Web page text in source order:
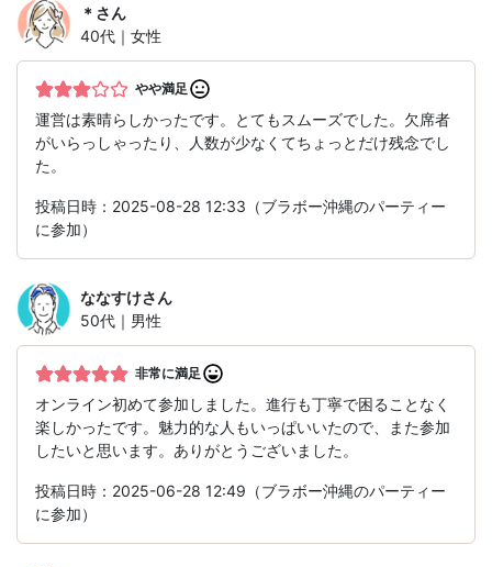
＊ さん
40代｜女性
やや満足
運営は素晴らしかったです。とてもスムーズでした。欠席者
がいらっしゃったり、人数が少なくてちょっとだけ残念でし
た。
投稿日時：2025-08-28 12:33（ブラボー沖縄のパーティー
に参加）
ななすけさん
50代｜男性
非常に満足
オンライン初めて参加しました。進行も丁寧で困ることなく
楽しかったです。魅力的な人もいっぱいいたので、また参加
したいと思います。ありがとうございました。
投稿日時：2025-06-28 12:49（ブラボー沖縄のパーティー
に参加）